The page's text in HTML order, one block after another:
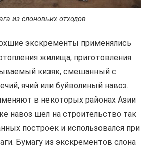
из слоновьих отходов
экскременты применялись
жилища, приготовления
кизяк, смешанный с
ячий или буйволиный навоз.
в некоторых районах Азии
навоз шел на строительство так
построек и использовался при
Бумагу из экскрементов слона